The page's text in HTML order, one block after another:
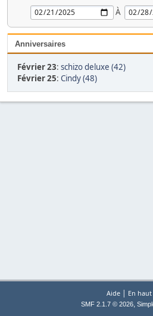
À
Anniversaires
Février 23: schizo deluxe (42)
Février 25: Cindy (48)
Aide | En
SMF 2.1.7 © 2026,